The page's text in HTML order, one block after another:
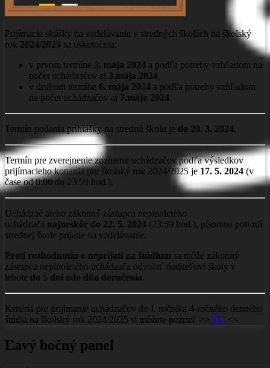
Prijímacie skúšky na vzdelávanie v stredných školách na školský
rok 2024/2025 sa uskutočnia:
v prvom termíne 2. mája 2024 a podľa potreby vzhľadom na
počet uchádzačov aj 3.mája 2024,
v druhom termíne 6. mája 2024 a podľa potreby vzhľadom
na počet uchádzačov aj 7.mája 2024.
Termín podania prihlášky na strednú školu je do 20. 3. 2024.
Termín pre zverejnenie zoznamu uchádzačov podľa výsledkov
prijímacieho konania pre školský rok 2024/2025 je 17. 5. 2024 (v
čase od 0:00 do 23:59 hod.).
Uchádzač alebo zákonný zástupca neplnoletého
uchádzača najneskôr do 22. 5. 2024 (23:59 hod.), písomne potvrdí
strednej škole prijatie na vzdelávanie.
Proti rozhodnutiu o neprijatí na štúdium sa môže zákonný
zástupca neplnoletého uchádzača odvolať riaditeľovi školy v
lehote do 5 dní odo dňa doručenia.
Kritériá pre prijímanie uchádzačov do I. ročníka 4-ročného denného
štúdia na školský rok 2024/2025 si môžete pozrieť >> TU <<
Ľavý bočný panel